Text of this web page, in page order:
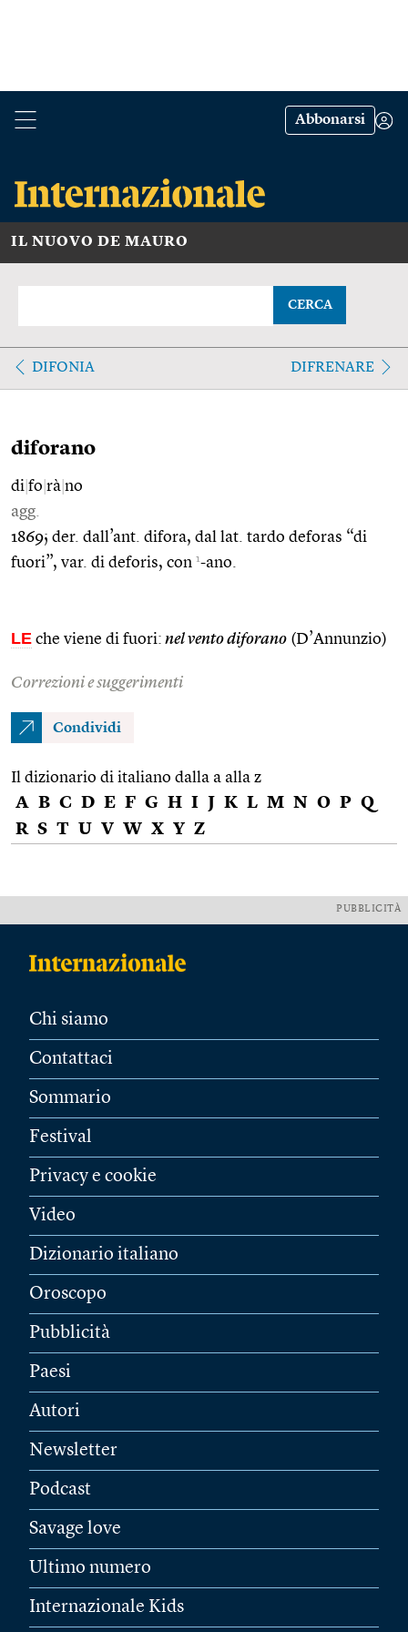
Abbonarsi
IL NUOVO DE MAURO
CERCA
DIFONIA DIFRENARE
diforano
di fo rà no
agg.
1869; der. dall’ant. difora, dal lat. tardo deforas “di
fuori”, var. di deforis, con 1-ano.
LE che viene di fuori: nel vento diforano (D’Annunzio)
Correzioni e suggerimenti
Condividi
Il dizionario di italiano dalla a alla z
A B C D E F G H I J K L M N O P Q
R S T U V W X Y Z
PUBBLICITÀ
Chi siamo
Contattaci
Sommario
Festival
Privacy e cookie
Video
Dizionario italiano
Oroscopo
Pubblicità
Paesi
Autori
Newsletter
Podcast
Savage love
Ultimo numero
Internazionale Kids